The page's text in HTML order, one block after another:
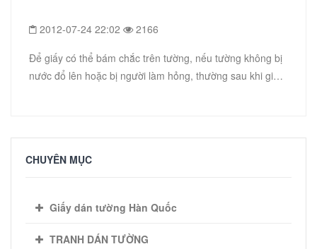
CHUYÊN MỤC
Giấy dán tường Hàn Quốc
TRANH DÁN TƯỜNG
2012-07-24 22:02 2166
Để giấy có thể bám chắc trên tường, nếu tường không bị
nước đổ lên hoặc bị người làm hỏng, thường sau khi giấy